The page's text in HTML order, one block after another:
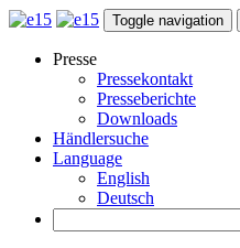
Toggle navigation
Presse
Pressekontakt
Presseberichte
Downloads
Händlersuche
Language
English
Deutsch